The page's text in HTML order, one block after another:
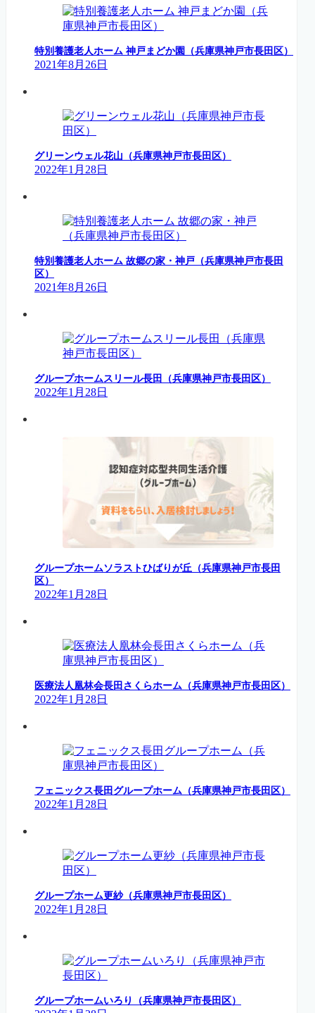
特別養護老人ホーム 神戸まどか園（兵庫県神戸市長田区）
2021年8月26日
グリーンウェル花山（兵庫県神戸市長田区）
2022年1月28日
特別養護老人ホーム 故郷の家・神戸（兵庫県神戸市長田
区）
2021年8月26日
グループホームスリール長田（兵庫県神戸市長田区）
2022年1月28日
グループホームソラストひばりが丘（兵庫県神戸市長田
区）
2022年1月28日
医療法人凰林会長田さくらホーム（兵庫県神戸市長田区）
2022年1月28日
フェニックス長田グループホーム（兵庫県神戸市長田区）
2022年1月28日
グループホーム更紗（兵庫県神戸市長田区）
2022年1月28日
グループホームいろり（兵庫県神戸市長田区）